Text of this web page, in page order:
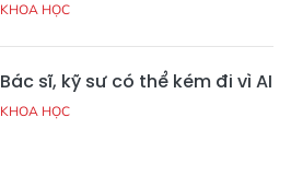
KHOA HỌC
Bác sĩ, kỹ sư có thể kém đi vì AI
KHOA HỌC